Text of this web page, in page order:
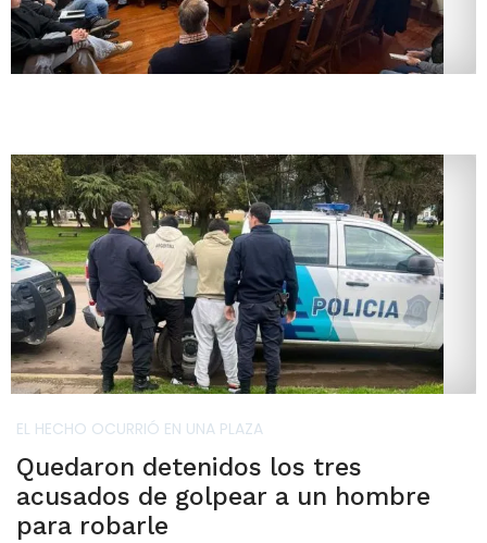
EL HECHO OCURRIÓ EN UNA PLAZA
Quedaron detenidos los tres
acusados de golpear a un hombre
para robarle